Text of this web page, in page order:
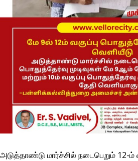
அடுத்தாண்டு மார்ச்சில் நடைபெறும் 12-ம்